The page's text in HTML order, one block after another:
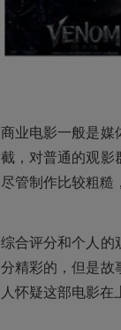
商业电影一般是媒
截，对普通的观影
尽管制作比较粗糙
综合评分和个人的
分精彩的，但是故
人怀疑这部电影在